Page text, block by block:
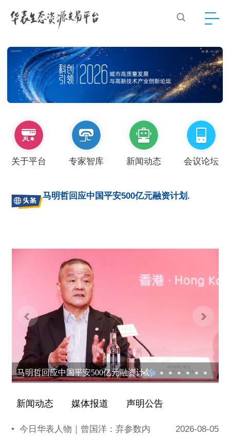
关于平台 专家智库 新闻动态 会议论坛
马明哲回应中国平安500亿元融资计划.
百联股份2024年营收276.75亿 归母净利润
15.67亿.
华润置地2025年首季销售金额512亿元 按年增
长0.9%.
吴仕岩：以匠心致创新 为高质量人居贡
献“水”智慧.
2024中国城市创新产业高峰论坛定于12月28
日举办！以开放姿态拥抱未来.
2024中国城市创新产业高峰论坛定于12月28
日举办！以开放姿态拥抱未来.
搭建中阿数字科创合作桥梁 中阿合作与发展
马明哲回应中国平安500亿元融资计划
新闻动态 媒体报道 声明公告
• 今日华表人物｜曾国洋：弃参数内
2026-08-05